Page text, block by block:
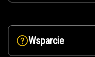
Wsparcie